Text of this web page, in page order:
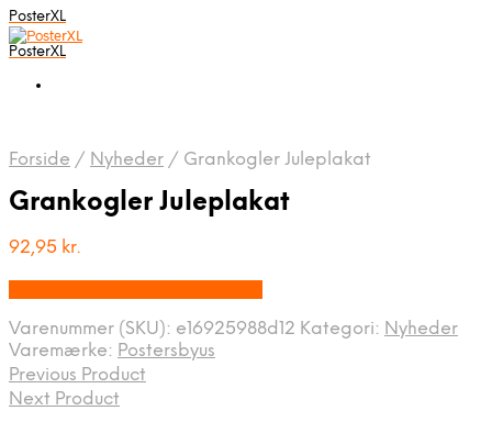
PosterXL
PosterXL
Forside / Nyheder / Grankogler Juleplakat
Grankogler Juleplakat
92,95 kr.
Varenummer (SKU): e16925988d12 Kategori: Nyheder
Varemærke: Postersbyus
Previous Product
Next Product